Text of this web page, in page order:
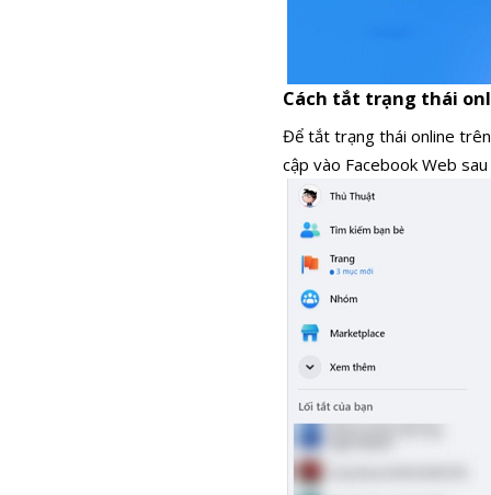
Cách tắt trạng thái
Để tắt trạng thái online
cập vào Facebook Web